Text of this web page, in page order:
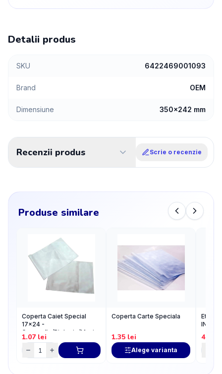
Detalii produs
SKU 6422469001093
Brand OEM
Dimensiune 350x242 mm
Recenzii produs Scrie o recenzie
Produse similare
Coperta Caiet Special
17x24 -
Geografie/Biologie/Muzica/Bloc
Desen
1.07lei
Coperta Carte Speciala
1.35 lei
Alege varianta
4.03